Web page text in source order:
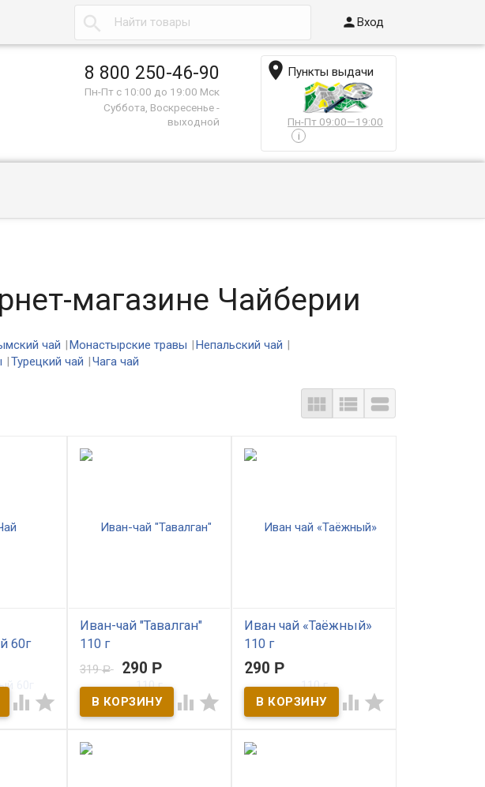
 Вход
8 800 250-46-90
Пн-Пт с 10:00 до 19:00 Мск
Суббота, Воскресенье -
выходной
 Пункты выдачи
Пн-Пт 09:00—19:00
i
магазине Чайберии
чай Монастырские травы
Непальский чай
Турецкий чай Чага чай
  
60г
ВИП
 
Иван-чай "Тавалган"
110 г
В наличии
С лабазником, чабрецом и
грибом чага. Обладает
противоинфекционными и
свойствами, задерживает
рост опухолей.
319Р 290 Р
 
Иван чай «Таёжный»
110 г
В наличии
Северный Иван чай
«Таёжный» с боярышником
и шиповником. Снимает
жизненный тонус.
290 Р
 